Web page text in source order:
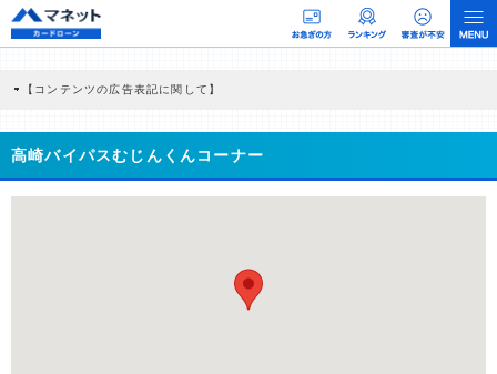
【コンテンツの広告表記に関して】
商品を根拠なくPRするものではなく、当編集部の調査／ユーザーへの口コミ収集な
どに基づき、公平性を担保した情報提供を行っています。
>提携企業一覧
高崎バイパスむじんくんコーナー